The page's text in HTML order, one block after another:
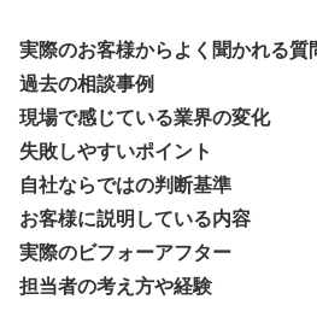
実際のお客様からよく聞かれる質
過去の相談事例
現場で感じている業界の変化
失敗しやすいポイント
自社ならではの判断基準
お客様に説明している内容
実際のビフォーアフター
担当者の考え方や経験